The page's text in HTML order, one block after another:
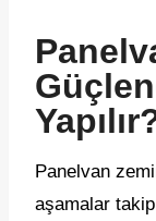
Panelvan
aşamalar